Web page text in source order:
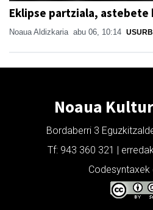
Eklipse partziala, astebete
Noaua Aldizkaria abu 06, 10:14
Noaua
Bordaberri 3
Tf: 943 360 321 |
Codesyntaxek